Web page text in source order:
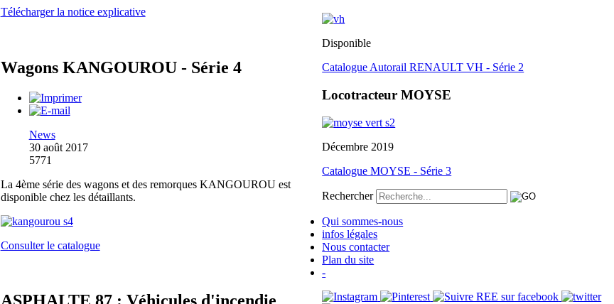
Télécharger la notice explicative
Wagons KANGOUROU - Série 4
News
30 août 2017
5771
La 4ème série des wagons et des remorques KANGOUROU est
disponible chez les détaillants.
Consulter le catalogue
Disponible
Catalogue Autorail RENAULT VH - Série 2
Locotracteur MOYSE
Décembre 2019
Catalogue MOYSE - Série 3
Rechercher
Qui sommes-nous
infos légales
Nous contacter
Plan du site
-